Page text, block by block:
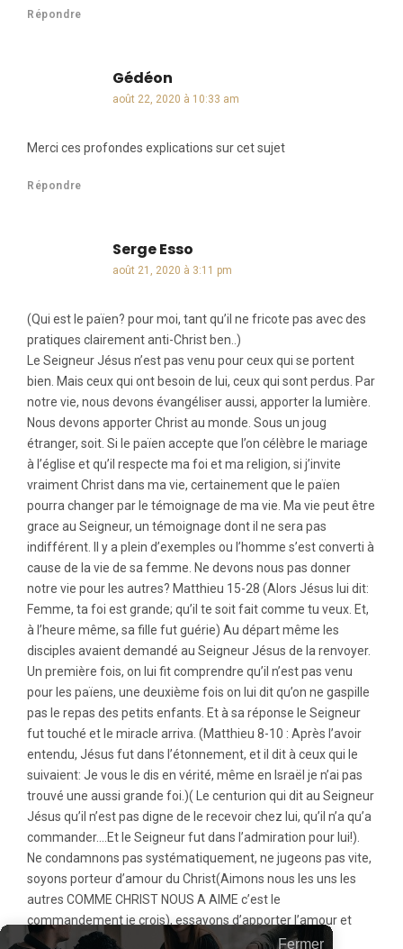
Répondre
Gédéon
août 22, 2020 à 10:33 am
Merci ces profondes explications sur cet sujet
Répondre
Serge Esso
août 21, 2020 à 3:11 pm
(Qui est le païen? pour moi, tant qu’il ne fricote pas avec des
pratiques clairement anti-Christ ben..)
Le Seigneur Jésus n’est pas venu pour ceux qui se portent
bien. Mais ceux qui ont besoin de lui, ceux qui sont perdus. Par
notre vie, nous devons évangéliser aussi, apporter la lumière.
Nous devons apporter Christ au monde. Sous un joug
étranger, soit. Si le païen accepte que l’on célèbre le mariage
à l’église et qu’il respecte ma foi et ma religion, si j’invite
vraiment Christ dans ma vie, certainement que le païen
pourra changer par le témoignage de ma vie. Ma vie peut être
grace au Seigneur, un témoignage dont il ne sera pas
indifférent. Il y a plein d’exemples ou l’homme s’est converti à
cause de la vie de sa femme. Ne devons nous pas donner
notre vie pour les autres? Matthieu 15-28 (Alors Jésus lui dit:
Femme, ta foi est grande; qu’il te soit fait comme tu veux. Et,
à l’heure même, sa fille fut guérie) Au départ même les
disciples avaient demandé au Seigneur Jésus de la renvoyer.
Un première fois, on lui fit comprendre qu’il n’est pas venu
pour les païens, une deuxième fois on lui dit qu’on ne gaspille
pas le repas des petits enfants. Et à sa réponse le Seigneur
fut touché et le miracle arriva. (Matthieu 8-10 : Après l’avoir
entendu, Jésus fut dans l’étonnement, et il dit à ceux qui le
suivaient: Je vous le dis en vérité, même en Israël je n’ai pas
trouvé une aussi grande foi.)( Le centurion qui dit au Seigneur
Jésus qu’il n’est pas digne de le recevoir chez lui, qu’il n’a qu’a
commander….Et le Seigneur fut dans l’admiration pour lui!).
Ne condamnons pas systématiquement, ne jugeons pas vite,
soyons porteur d’amour du Christ(Aimons nous les uns les
autres COMME CHRIST NOUS A AIME c’est le
commandement je crois), essayons d’apporter l’amour et
laissons le Seigneur décider!!!!
Fermer